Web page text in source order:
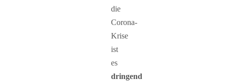
die
Corona-
Krise
ist
es
dringend